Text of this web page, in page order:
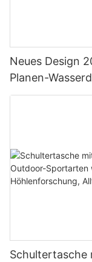
Neues Design
Planen-
Schultertasche